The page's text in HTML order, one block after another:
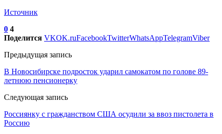
Источник
0 4
Поделится VKOK.ruFacebookTwitterWhatsAppTelegramViber
Предыдущая запись
В Новосибирске подросток ударил самокатом по голове 89-
летнюю пенсионерку
Следующая запись
Россиянку с гражданством США осудили за ввоз пистолета в
Россию